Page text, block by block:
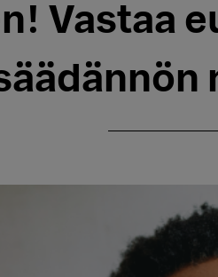
Vastaa